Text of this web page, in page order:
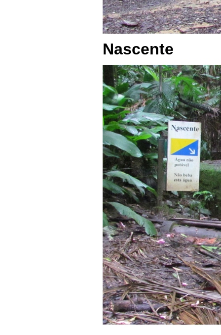
Nascente